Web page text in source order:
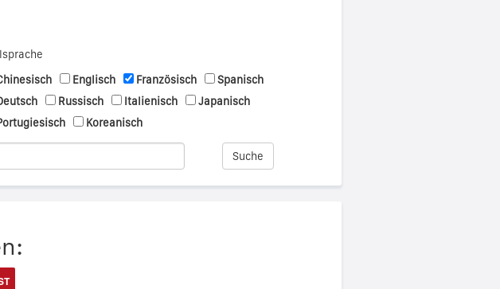
Englisch Französisch
Spanisch
Russisch Italienisch
Japanisch
Koreanisch
Suche